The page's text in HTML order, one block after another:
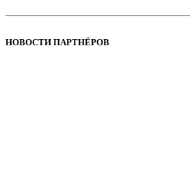
НОВОСТИ ПАРТНЁРОВ